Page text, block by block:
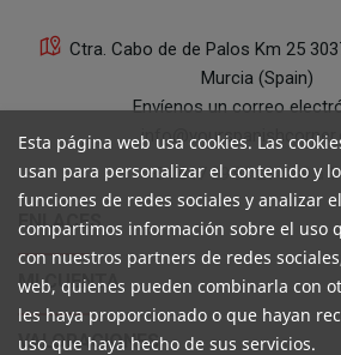
Ctra. Cabo de de Palos Km 25
Murcia (Spain)
Envíenos un correo
+34 647 29 98 21 de 9 a
ENLACES
MI CUENTA
VALORACIONES
Esta página web usa cookies. Las
usan para personalizar el contenido y
funciones de redes sociales y analizar
compartimos información sobre el uso
con nuestros partners de redes
web, quienes pueden combinarla con
les haya proporcionado o que hayan
uso que haya hecho de sus servicios.